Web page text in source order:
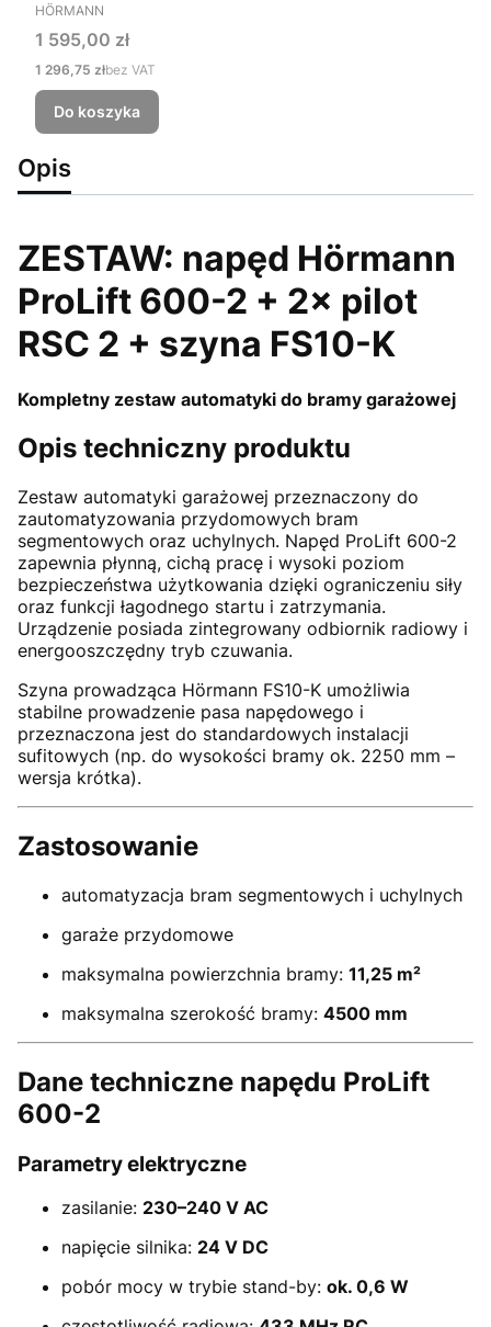
PRODUCENT
HÖRMANN
Cena
1 595,00 zł
Cena
1 296,75 złbez VAT
Do koszyka
Opis
ZESTAW: napęd Hörmann
ProLift 600-2 + 2× pilot
RSC 2 + szyna FS10-K
Kompletny zestaw automatyki do bramy garażowej
Opis techniczny produktu
Zestaw automatyki garażowej przeznaczony do
zautomatyzowania przydomowych bram
segmentowych oraz uchylnych. Napęd ProLift 600-2
zapewnia płynną, cichą pracę i wysoki poziom
bezpieczeństwa użytkowania dzięki ograniczeniu siły
oraz funkcji łagodnego startu i zatrzymania.
Urządzenie posiada zintegrowany odbiornik radiowy i
energooszczędny tryb czuwania.
Szyna prowadząca Hörmann FS10-K umożliwia
stabilne prowadzenie pasa napędowego i
przeznaczona jest do standardowych instalacji
sufitowych (np. do wysokości bramy ok. 2250 mm –
wersja krótka).
Zastosowanie
automatyzacja bram segmentowych i uchylnych
garaże przydomowe
maksymalna powierzchnia bramy: 11,25 m²
maksymalna szerokość bramy: 4500 mm
Dane techniczne napędu ProLift
600-2
Parametry elektryczne
zasilanie: 230–240 V AC
napięcie silnika: 24 V DC
pobór mocy w trybie stand-by: ok. 0,6 W